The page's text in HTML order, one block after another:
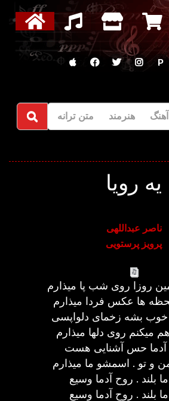
P
هنرمند متن ترانه
یه رویا
ناصر عبداللهی
پرویز پرستویی
روزا روی شب پا میذارم
ها عکس فردا میذارم
بشه زخمای دلواپسی
میکنم روی دلها میذارم
آدما حس آشنایی هست
و تو . اسمشو ما میذارم
بلند . روح آدما وسیع
بلند . روح آدما وسیع